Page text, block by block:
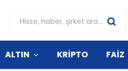
ALTIN KRİPTO FAİZ